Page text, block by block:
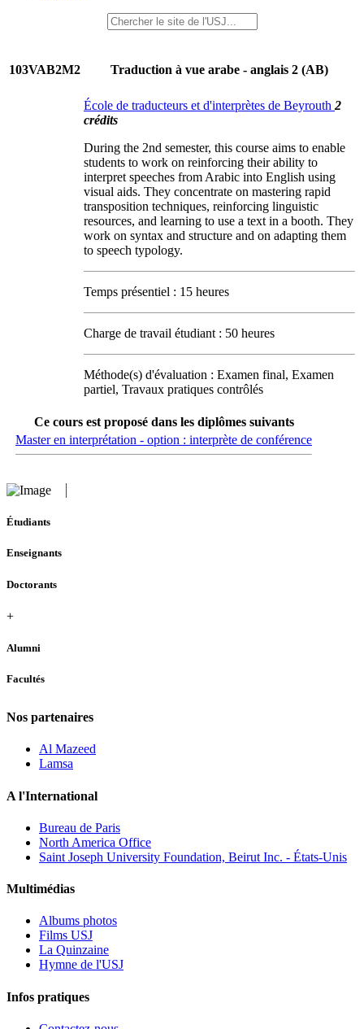
103VAB2M2 Traduction à vue arabe - anglais 2 (AB)
École de traducteurs et d'interprètes de Beyrouth 2
crédits
During the 2nd semester, this course aims to enable
students to work on reinforcing their ability to
interpret speeches from Arabic into English using
visual aids. They concentrate on mastering rapid
transposition techniques, reinforcing linguistic
resources, and learning to use a text in a booth. They
work on syntax and structure and on adapting them
to speech typology.
Temps présentiel : 15 heures
Charge de travail étudiant : 50 heures
Méthode(s) d'évaluation : Examen final, Examen
partiel, Travaux pratiques contrôlés
Ce cours est proposé dans les diplômes suivants
Master en interprétation - option : interprète de conférence
Étudiants
Enseignants
Doctorants
+
Alumni
Facultés
Nos partenaires
Al Mazeed
Lamsa
A l'International
Bureau de Paris
North America Office
Saint Joseph University Foundation, Beirut Inc. - États-Unis
Multimédias
Albums photos
Films USJ
La Quinzaine
Hymne de l'USJ
Infos pratiques